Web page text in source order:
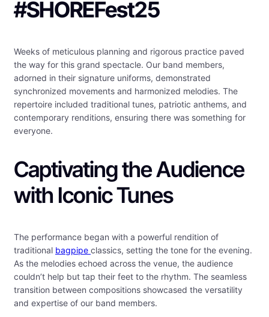
#SHOREFest25
Weeks of meticulous planning and rigorous practice paved
the way for this grand spectacle. Our band members,
adorned in their signature uniforms, demonstrated
synchronized movements and harmonized melodies. The
repertoire included traditional tunes, patriotic anthems, and
contemporary renditions, ensuring there was something for
everyone.
Captivating the Audience
with Iconic Tunes
The performance began with a powerful rendition of
traditional bagpipe classics, setting the tone for the evening.
As the melodies echoed across the venue, the audience
couldn’t help but tap their feet to the rhythm. The seamless
transition between compositions showcased the versatility
and expertise of our band members.